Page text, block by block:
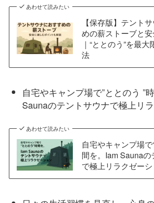
あわせて読みたい
【保存版】テント
めの薪ストーブと
｜“ととのう”を最
法
自宅やキャンプ場で”ととのう ”
Saunaのテントサウナで極上リ
あわせて読みたい
自宅やキャンプ場で
間を。Iam Sauna
で極上リラクゼー